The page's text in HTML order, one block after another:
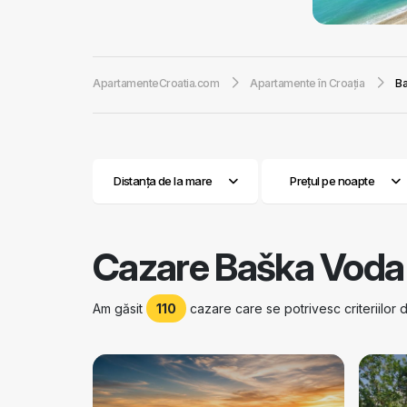
Biokovo,
în unii ani, în
în marea deja
recensământului
astfel încât un
și alte sporturi
ApartamenteCroatia.com Apartamente în Croaţia
Distanța de la mare Prețul pe noapte
Cazare Baška Voda
Am găsit 110 cazare care se potrivesc criteriilor